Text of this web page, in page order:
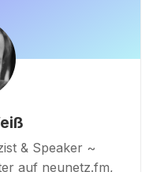
& Speaker ~
auf neunetz.fm,